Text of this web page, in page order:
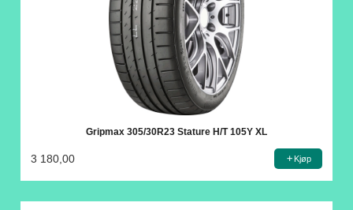
Gripmax 305/30R23 Stature H/T 105Y XL
3 180,00 Kjøp